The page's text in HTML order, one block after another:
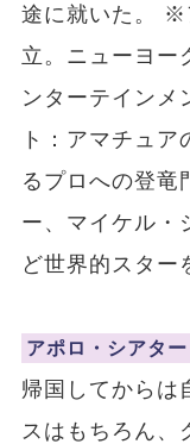
途に就いた。 ※
立。ニューヨー
ンターテイン
ト：アマチュ
るプロへの登竜
ー、マイケル・
ど世界的スター
アポロ・シアター
帰国してからは
スはもちろん、